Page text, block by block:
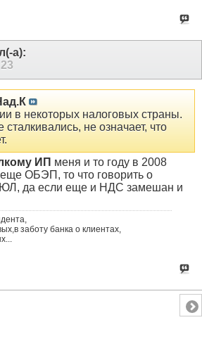
а):
в некоторых налоговых страны.
не означает, что
ИП меня и то году в 2008
ОБЭП, то что говорить о
да если еще и НДС замешан и
заботу банка о клиентах,